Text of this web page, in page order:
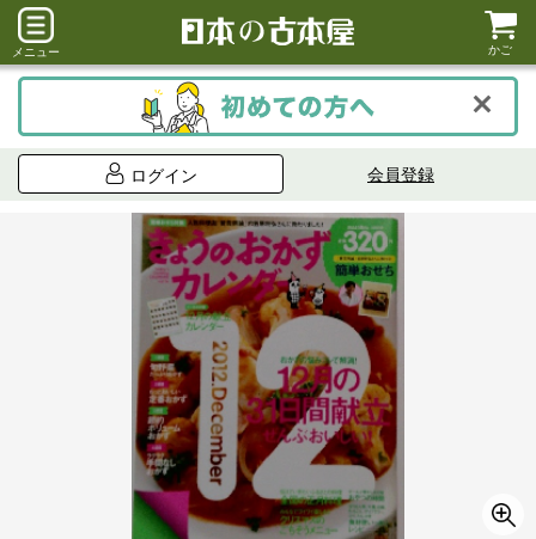
メニュー かご
ログイン 会員登録